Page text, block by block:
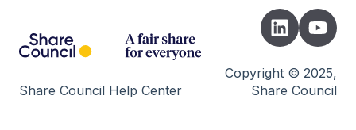
Opstellen juridische documenten
Oprichting STAK
Share Council Help Center
Copyright © 2025,
Share Council